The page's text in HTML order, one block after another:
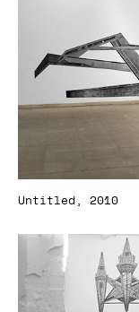
Untitled, 2010